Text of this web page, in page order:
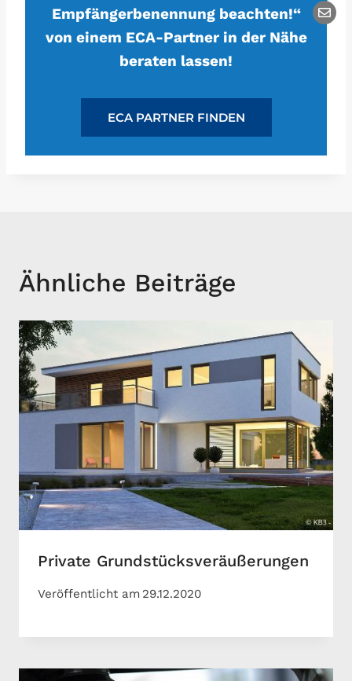
Empfängerbenennung beachten!“
von einem ECA-Partner in der Nähe
beraten lassen!
ECA PARTNER FINDEN
Ähnliche Beiträge
Private Grundstücksveräußerungen
Veröffentlicht am 29.12.2020